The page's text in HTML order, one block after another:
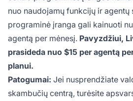
nuo naudojamų funkcijų ir agentų
programinė įranga gali kainuoti
agentą per mėnesį. Pavyzdžiui,
prasideda nuo $15 per agentą
planui.
Patogumai: Jei nusprendžiate
skambučių centrą, turėsite